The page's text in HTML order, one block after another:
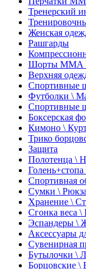
Тренерский
Женская
Рашгарды
Шорты ММА \
Верхняя
Спортивные
Футболки \
Спортивные
Боксерская
Кимоно \
Трико
Защита
Полотенца \
Спортивная
Сумки \
Хранение \
Сгонка веса \
Эспандеры \
Аксессуары
Сувенирная
Бутылочки \
Борцовские